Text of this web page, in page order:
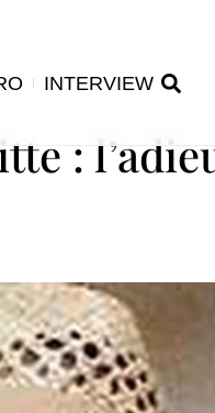
INTERVIEW
: